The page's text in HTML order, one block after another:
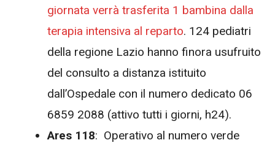
giornata verrà trasferita 1 bambina dalla
terapia intensiva al reparto. 124 pediatri
della regione Lazio hanno finora usufruito
del consulto a distanza istituito
dall’Ospedale con il numero dedicato 06
6859 2088 (attivo tutti i giorni, h24).
Ares 118: Operativo al numero verde